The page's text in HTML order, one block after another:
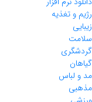
رژیم و تغذیه
زیبایی
سلامت
گردشگری
گیاهان
مد و لباس
مذهبی